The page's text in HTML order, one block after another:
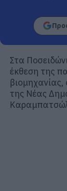
Στα
έκθεση της
της Νέας